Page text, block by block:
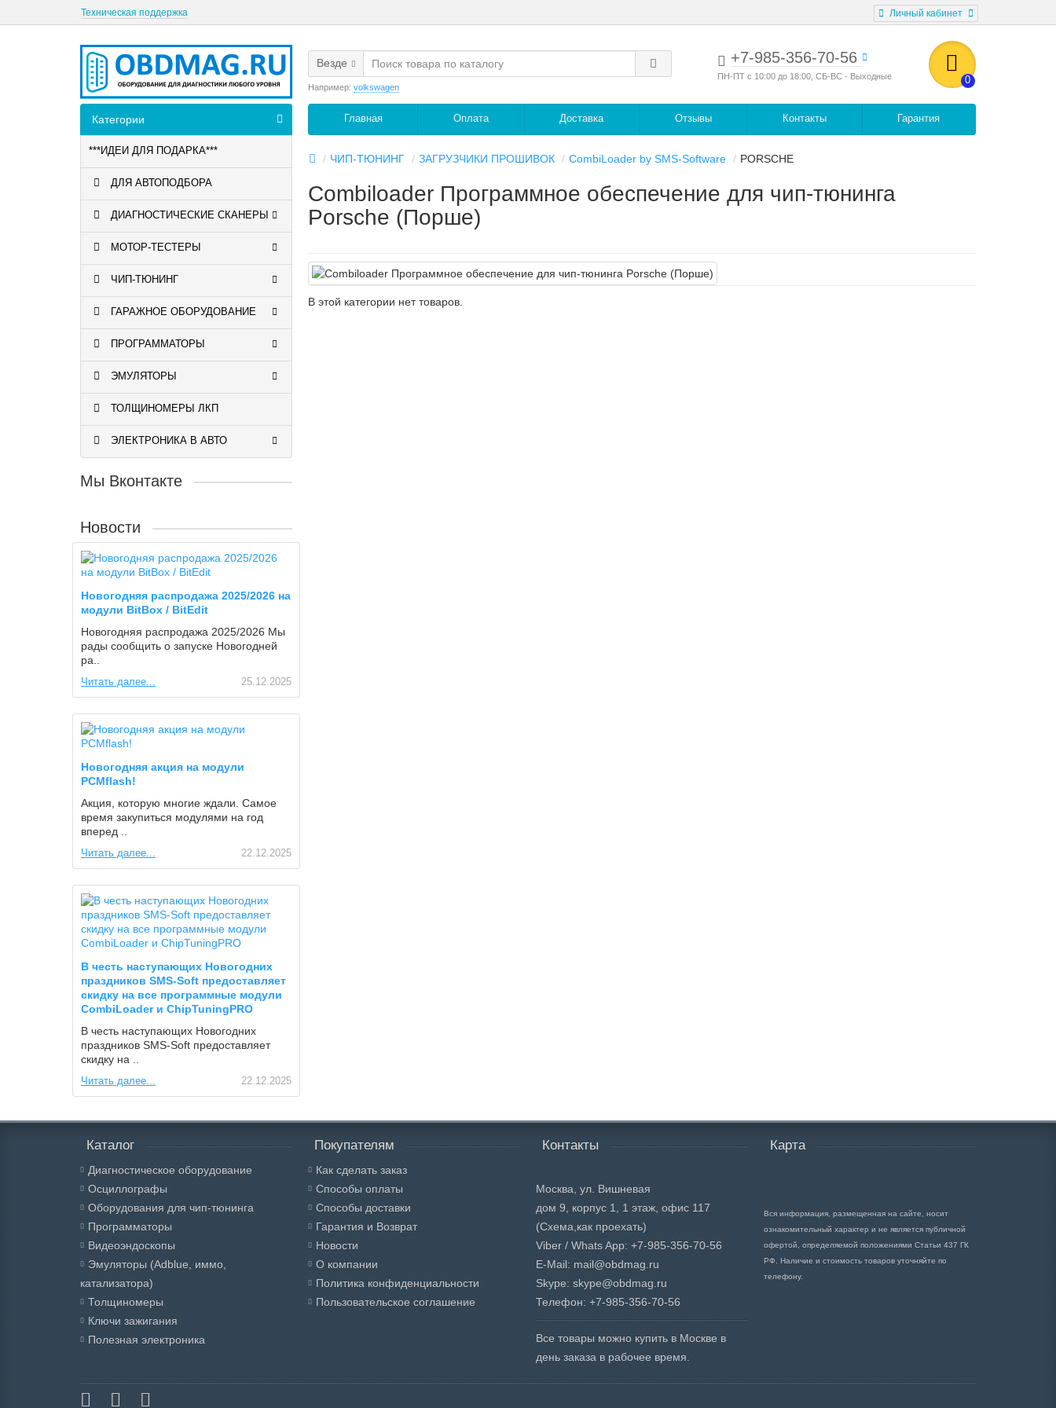
Личный кабинет
Техническая поддержка
+7-985-356-70-56
ПН-ПТ с 10:00 до 18:00, СБ-ВС - Выходные 0
Везде
Например: volkswagen
Главная Оплата Доставка Отзывы Контакты Гарантия
Категории
***ИДЕИ ДЛЯ ПОДАРКА***
ДЛЯ АВТОПОДБОРА
ДИАГНОСТИЧЕСКИЕ СКАНЕРЫ
МОТОР-ТЕСТЕРЫ
ЧИП-ТЮНИНГ
ГАРАЖНОЕ ОБОРУДОВАНИЕ
ПРОГРАММАТОРЫ
ЭМУЛЯТОРЫ
ТОЛЩИНОМЕРЫ ЛКП
ЭЛЕКТРОНИКА В АВТО
ЧИП-ТЮНИНГ ЗАГРУЗЧИКИ ПРОШИВОК CombiLoader by SMS-Software PORSCHE
Мы Вконтакте
Новости
Новогодняя распродажа 2025/2026 на
модули BitBox / BitEdit
Новогодняя распродажа 2025/2026 Мы
рады сообщить о запуске Новогодней
ра..
Читать далее... 25.12.2025
Новогодняя акция на модули
PCMflash!
Акция, которую многие ждали. Самое
время закупиться модулями на год
вперед ..
Читать далее... 22.12.2025
В честь наступающих Новогодних
праздников SMS-Soft предоставляет
скидку на все программные модули
CombiLoader и СhipTuningPRO
В честь наступающих Новогодних
праздников SMS-Soft предоставляет
скидку на ..
Читать далее... 22.12.2025
Combiloader Программное обеспечение для чип-тюнинга
Porsche (Порше)
В этой категории нет товаров.
Каталог
Диагностическое оборудование
Осциллографы
Оборудования для чип-тюнинга
Программаторы
Видеоэндоскопы
Эмуляторы (Adblue, иммо,
катализатора)
Толщиномеры
Ключи зажигания
Полезная электроника
Покупателям
Как сделать заказ
Способы оплаты
Способы доставки
Гарантия и Возврат
Новости
О компании
Политика конфиденциальности
Пользовательское соглашение
Контакты
Москва, ул. Вишневая
дом 9, корпус 1, 1 этаж, офис 117
(Схема, как проехать)
Viber / Whats App: +7-985-356-70-56
E-Mail: mail@obdmag.ru
Skype: skype@obdmag.ru
Телефон: +7-985-356-70-56
Все товары можно купить в Москве в
день заказа в рабочее время.
Карта
Вся информация, размещенная на сайте, носит
ознакомительный характер и не является публичной
офертой, определяемой положениями Статьи 437 ГК
РФ. Наличие и стоимость товаров уточняйте по
телефону.